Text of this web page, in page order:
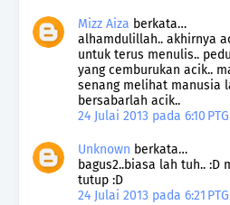
Mizz Aiza berkata…
alhamdulillah.. akhirnya
untuk terus menulis..
yang cemburukan acik..
senang melihat manusia
bersabarlah acik..
24 Julai 2013 pada 6:10 PTG
Unknown berkata…
bagus2..biasa lah tuh.. :D
tutup :D
24 Julai 2013 pada 6:21 PTG